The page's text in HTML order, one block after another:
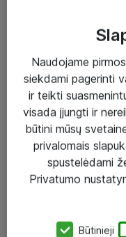
Paslaugos
Sprendimai
Įgyvendinti projektai
Atea ekspertų patarimai
eShop@atea.lt
Naudojame
siekdami pagerinti
ir teikti
visada įjungti ir
būtini mūsų
privalomais
spustelėdami
Privatumo
Būtinieji